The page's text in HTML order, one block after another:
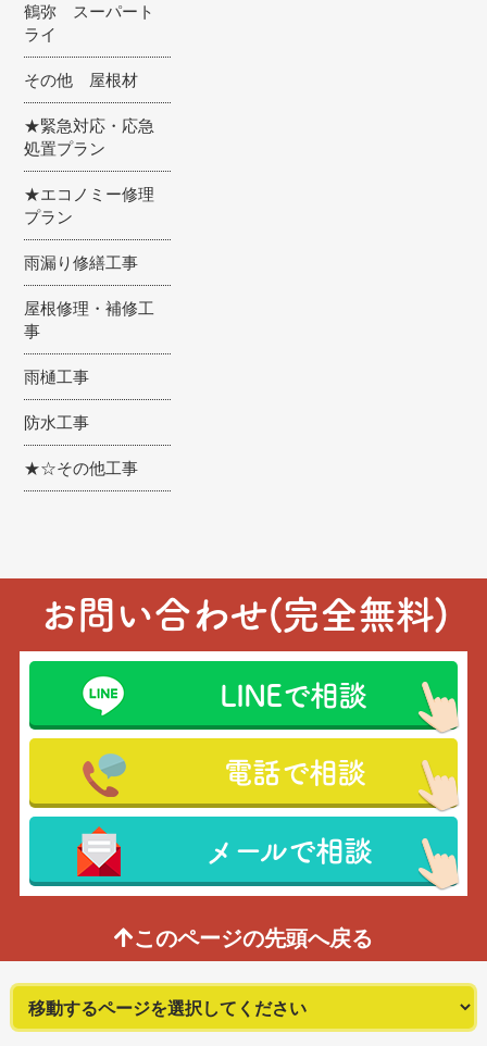
鶴弥 スーパート
ライ
その他 屋根材
★緊急対応・応急
処置プラン
★エコノミー修理
プラン
雨漏り修繕工事
屋根修理・補修工
事
雨樋工事
防水工事
★☆その他工事
お問い合わせ(完全無料)
LINEで相談
電話で相談
メールで相談
このページの先頭へ戻る